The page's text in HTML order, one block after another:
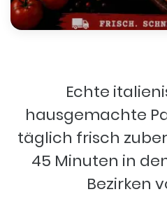
Echte
hausgemachte
täglich frisch
45 Minuten in
Bezirken